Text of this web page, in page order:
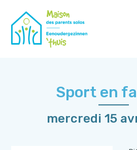
Sport en
mercredi 15